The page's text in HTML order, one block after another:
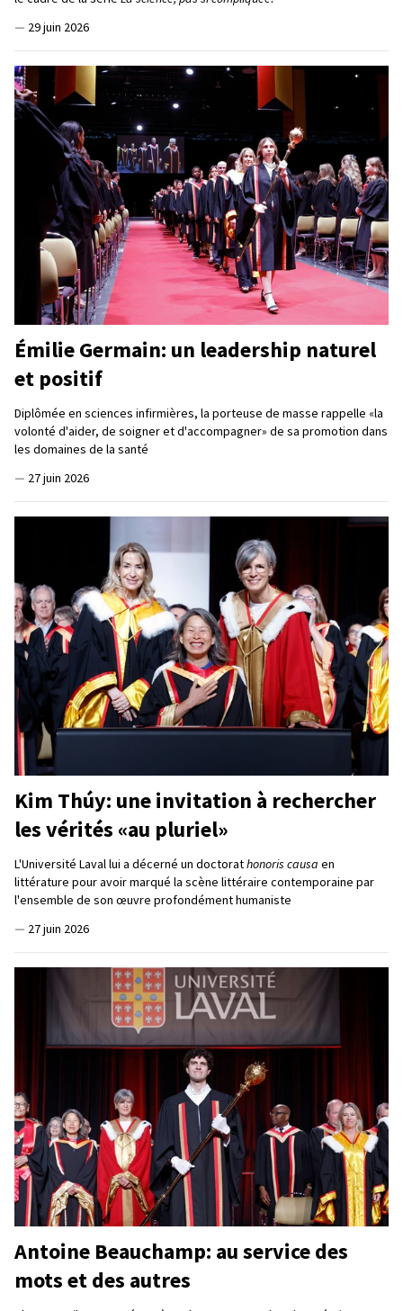
— 29 juin 2026
Émilie Germain: un leadership naturel
et positif
Diplômée en sciences infirmières, la porteuse de masse rappelle «la
volonté d'aider, de soigner et d'accompagner» de sa promotion dans
les domaines de la santé
— 27 juin 2026
Kim Thúy: une invitation à rechercher
les vérités «au pluriel»
L'Université Laval lui a décerné un doctorathonoris causa en
littérature pour avoir marqué la scène littéraire contemporaine par
l'ensemble de son œuvre profondément humaniste
— 27 juin 2026
Antoine Beauchamp: au service des
mots et des autres